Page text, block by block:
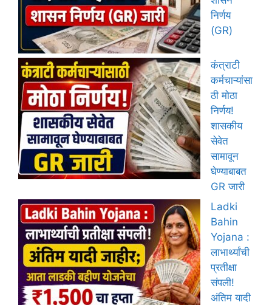
निर्णय
(GR)
कंत्राटी
कर्मचाऱ्यांसा
ठी मोठा
निर्णय!
शासकीय
सेवेत
सामावून
घेण्याबाबत
GR जारी
Ladki
Bahin
Yojana :
लाभार्थ्यांची
प्रतीक्षा
संपली!
अंतिम यादी